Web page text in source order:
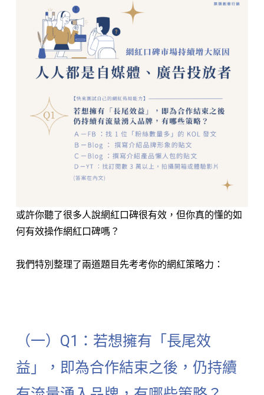
或許你聽了很多人說網紅口碑很有效，但你真的懂的如
何有效操作網紅口碑嗎？
我們特別整理了兩道題目先考考你的網紅策略力：
（一）Q1：若想擁有「長尾效
益」，即為合作結束之後，仍持續